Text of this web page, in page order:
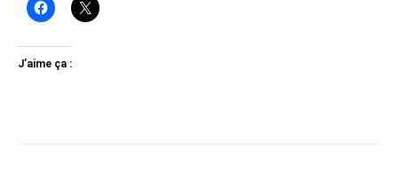
J’aime ça :